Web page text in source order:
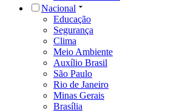
Nacional
Educação
Segurança
Clima
Meio Ambiente
Auxílio Brasil
São Paulo
Rio de Janeiro
Minas Gerais
Brasília